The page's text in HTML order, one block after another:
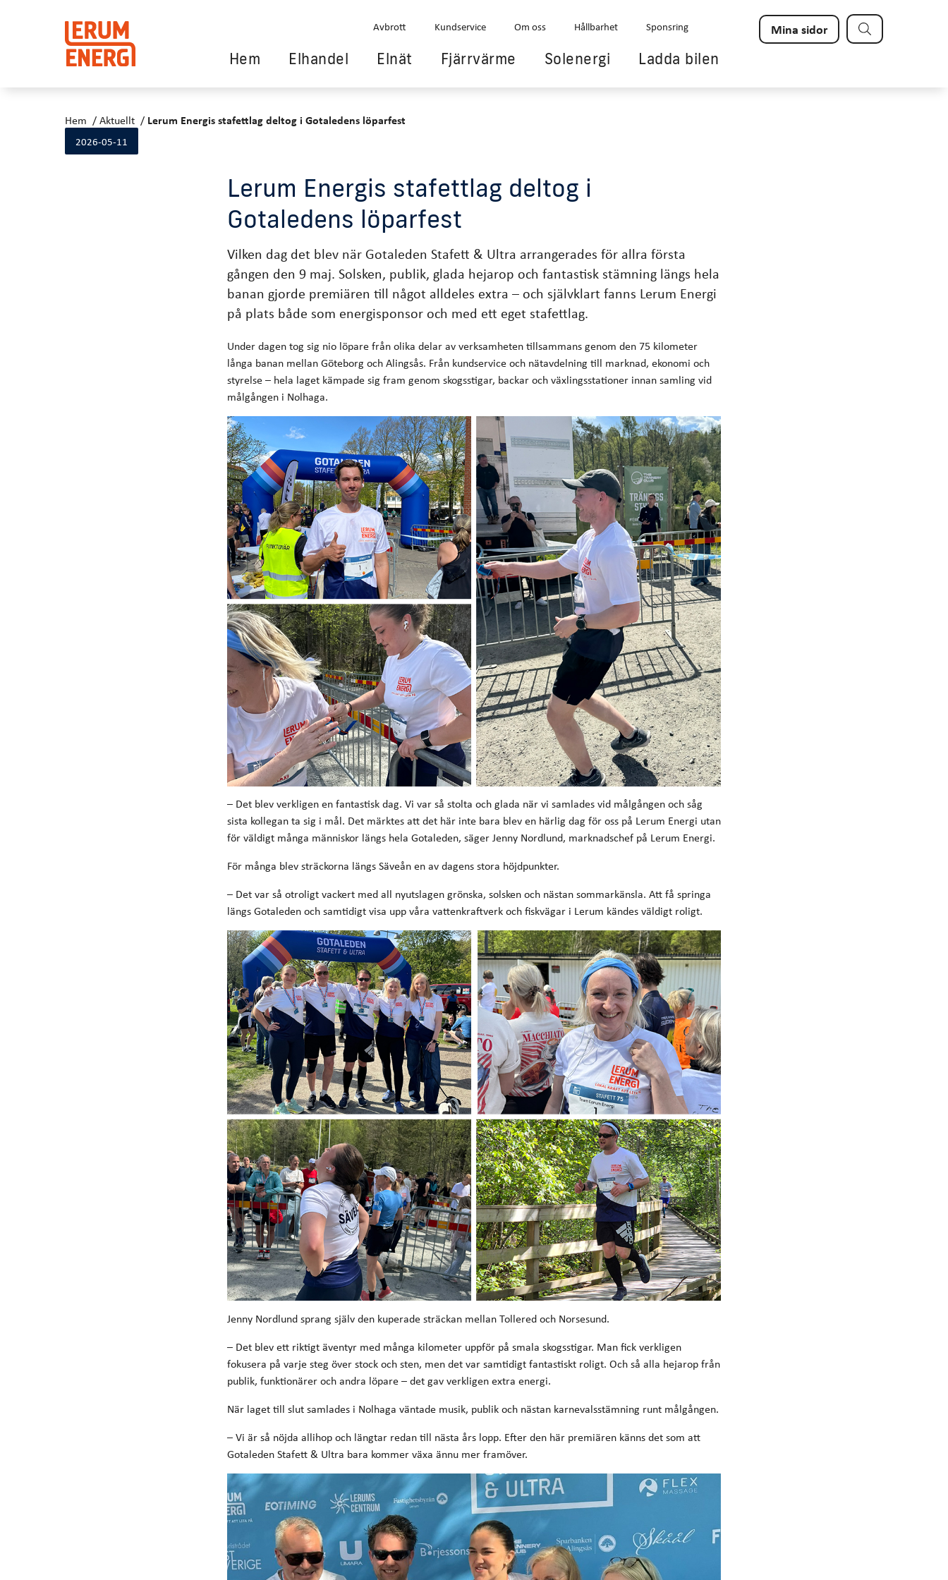
Sök
Avbrott Kundservice Om oss Hållbarhet Sponsring Mina sidor
Hem Elhandel Elnät Fjärrvärme Solenergi Ladda bilen
Hem Aktuellt Lerum Energis stafettlag deltog i Gotaledens löparfest
2026-05-11
Lerum Energis stafettlag deltog i
Gotaledens löparfest
Vilken dag det blev när Gotaleden Stafett & Ultra arrangerades för allra första
gången den 9 maj. Solsken, publik, glada hejarop och fantastisk stämning längs hela
banan gjorde premiären till något alldeles extra – och självklart fanns Lerum Energi
på plats både som energisponsor och med ett eget stafettlag.
Under dagen tog sig nio löpare från olika delar av verksamheten tillsammans genom den 75 kilometer
långa banan mellan Göteborg och Alingsås. Från kundservice och nätavdelning till marknad, ekonomi och
styrelse – hela laget kämpade sig fram genom skogsstigar, backar och växlingsstationer innan samling vid
målgången i Nolhaga.
– Det blev verkligen en fantastisk dag. Vi var så stolta och glada när vi samlades vid målgången och såg
sista kollegan ta sig i mål. Det märktes att det här inte bara blev en härlig dag för oss på Lerum Energi utan
för väldigt många människor längs hela Gotaleden, säger Jenny Nordlund, marknadschef på Lerum Energi.
För många blev sträckorna längs Säveån en av dagens stora höjdpunkter.
– Det var så otroligt vackert med all nyutslagen grönska, solsken och nästan sommarkänsla. Att få springa
längs Gotaleden och samtidigt visa upp våra vattenkraftverk och fiskvägar i Lerum kändes väldigt roligt.
Jenny Nordlund sprang själv den kuperade sträckan mellan Tollered och Norsesund.
– Det blev ett riktigt äventyr med många kilometer uppför på smala skogsstigar. Man fick verkligen
fokusera på varje steg över stock och sten, men det var samtidigt fantastiskt roligt. Och så alla hejarop från
publik, funktionärer och andra löpare – det gav verkligen extra energi.
När laget till slut samlades i Nolhaga väntade musik, publik och nästan karnevalsstämning runt målgången.
– Vi är så nöjda allihop och längtar redan till nästa års lopp. Efter den här premiären känns det som att
Gotaleden Stafett & Ultra bara kommer växa ännu mer framöver.